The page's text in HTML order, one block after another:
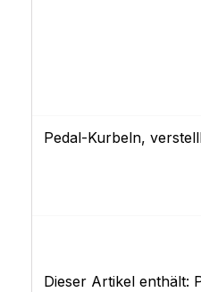
Pedal-Kurbeln,
Dieser Artikel enthält: